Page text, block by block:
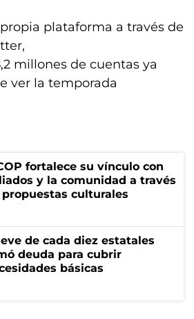
plataforma a través de
millones de cuentas ya
ver la temporada
fortalece su vínculo con
y la comunidad a través
propuestas culturales
de cada diez estatales
deuda para cubrir
básicas